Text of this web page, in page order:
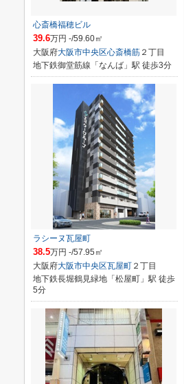
心斎橋福穂ビル
39.6万円 -/59.60㎡
大阪府大阪市中央区心斎橋筋 ２丁目
地下鉄御堂筋線「なんば」駅 徒歩3分
ラシーヌ瓦屋町
38.5万円 -/57.95㎡
大阪府大阪市中央区瓦屋町 ２丁目
地下鉄長堀鶴見緑地「松屋町」駅 徒歩
5分